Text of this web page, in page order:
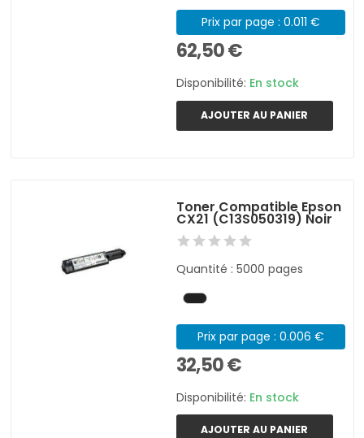
Prix par page : 0.011 €
62,50 €
Disponibilité: En stock
AJOUTER AU PANIER
Toner Compatible Epson
CX21 (C13S050319) Noir
Quantité : 5000 pages
Prix par page : 0.006 €
32,50 €
Disponibilité: En stock
AJOUTER AU PANIER